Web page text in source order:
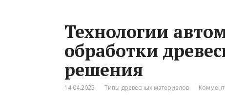
Технологии
обработки
решения
14.04.2025 Типы древесных материалов